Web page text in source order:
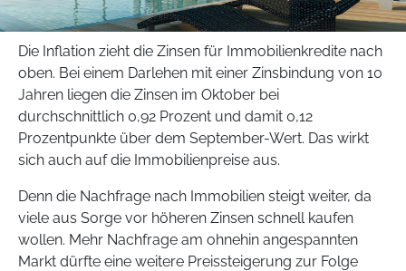
Die Inflation zieht die Zinsen für Immobilienkredite nach
oben. Bei einem Darlehen mit einer Zinsbindung von 10
Jahren liegen die Zinsen im Oktober bei
durchschnittlich 0,92 Prozent und damit 0,12
Prozentpunkte über dem September-Wert. Das wirkt
sich auch auf die Immobilienpreise aus.
Denn die Nachfrage nach Immobilien steigt weiter, da
viele aus Sorge vor höheren Zinsen schnell kaufen
wollen. Mehr Nachfrage am ohnehin angespannten
Markt dürfte eine weitere Preissteigerung zur Folge